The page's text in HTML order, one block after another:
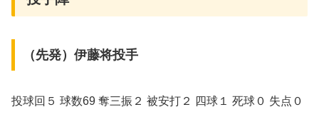
（先発）伊藤将投手
投球回５ 球数69 奪三振２ 被安打２ 四球１ 死球０ 失点０